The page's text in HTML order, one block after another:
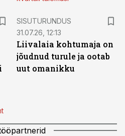
SISUTURUNDUS
31.07.26, 12:13
Liivalaia kohtumaja on
jõudnud turule ja ootab
uut omanikku